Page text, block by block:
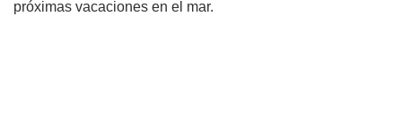
próximas vacaciones en el mar.